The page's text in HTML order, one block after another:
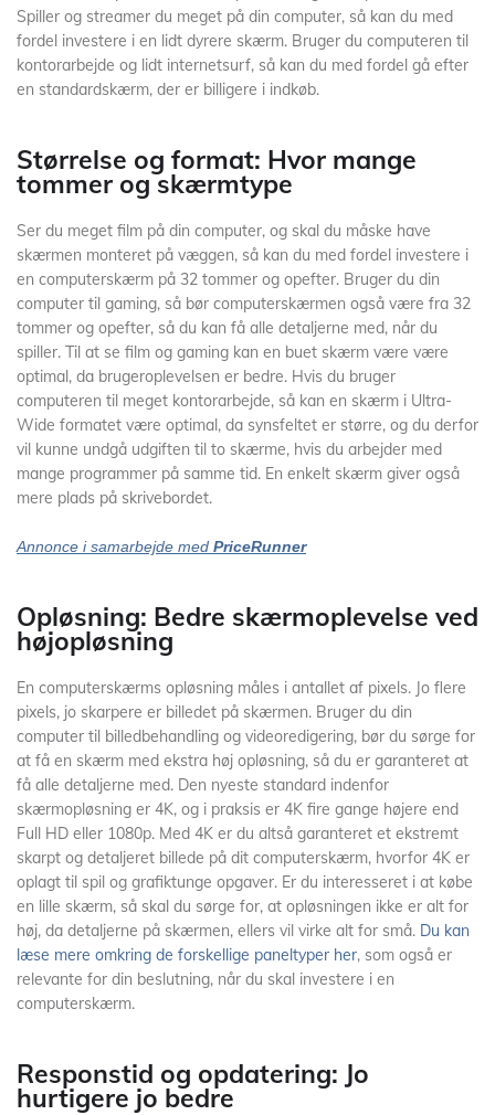
Spiller og streamer du meget på din computer, så kan du med
fordel investere i en lidt dyrere skærm. Bruger du computeren til
kontorarbejde og lidt internetsurf, så kan du med fordel gå efter
en standardskærm, der er billigere i indkøb.
Størrelse og format: Hvor mange
tommer og skærmtype
Ser du meget film på din computer, og skal du måske have
skærmen monteret på væggen, så kan du med fordel investere i
en computerskærm på 32 tommer og opefter. Bruger du din
computer til gaming, så bør computerskærmen også være fra 32
tommer og opefter, så du kan få alle detaljerne med, når du
spiller. Til at se film og gaming kan en buet skærm være være
optimal, da brugeroplevelsen er bedre. Hvis du bruger
computeren til meget kontorarbejde, så kan en skærm i Ultra-
Wide formatet være optimal, da synsfeltet er større, og du derfor
vil kunne undgå udgiften til to skærme, hvis du arbejder med
mange programmer på samme tid. En enkelt skærm giver også
mere plads på skrivebordet.
Annonce i samarbejde med PriceRunner
Opløsning: Bedre skærmoplevelse ved
højopløsning
En computerskærms opløsning måles i antallet af pixels. Jo flere
pixels, jo skarpere er billedet på skærmen. Bruger du din
computer til billedbehandling og videoredigering, bør du sørge for
at få en skærm med ekstra høj opløsning, så du er garanteret at
få alle detaljerne med. Den nyeste standard indenfor
skærmopløsning er 4K, og i praksis er 4K fire gange højere end
Full HD eller 1080p. Med 4K er du altså garanteret et ekstremt
skarpt og detaljeret billede på dit computerskærm, hvorfor 4K er
oplagt til spil og grafiktunge opgaver. Er du interesseret i at købe
en lille skærm, så skal du sørge for, at opløsningen ikke er alt for
høj, da detaljerne på skærmen, ellers vil virke alt for små. Du kan
læse mere omkring de forskellige paneltyper her, som også er
relevante for din beslutning, når du skal investere i en
computerskærm.
Responstid og opdatering: Jo
hurtigere jo bedre